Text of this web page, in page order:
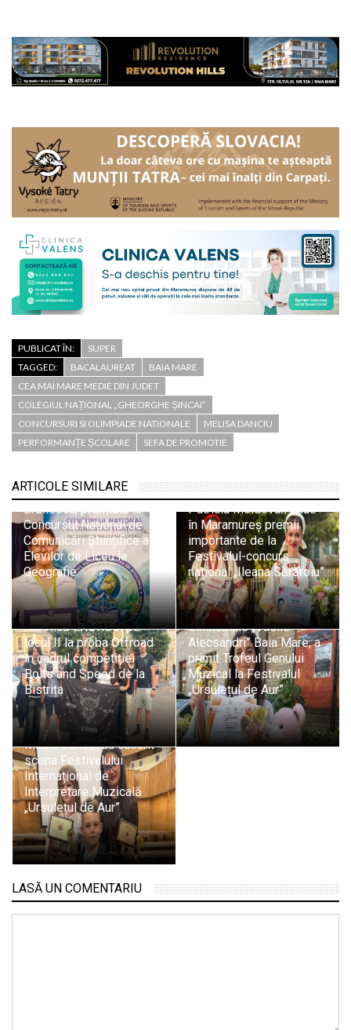
PUBLICAT ÎN:
SUPER
TAGGED:
BACALAUREAT
BAIA MARE
CEA MAI MARE MEDIE DIN JUDET
COLEGIUL NAȚIONAL „GHEORGHE ȘINCAI”
CONCURSURI SI OLIMPIADE NATIONALE
MELISA DANCIU
PERFORMANȚE ȘCOLARE
SEFA DE PROMOTIE
ARTICOLE SIMILARE
Lucacista Ariana
Brăilescu, premiată la
Concursul Național de
Comunicări Științifice ale
Elevilor de Liceu la
Geografie
Victoria Petrenciuc și
Patricia Moldovan aduc
în Maramureș premii
importante de la
Festivalul-concurs
național „Ileana Sărăroiu”
Echipa băimăreană de
robotică EXOROS, pe
locul II la proba Offroad
în cadrul competiției
Bolts and Speed de la
Bistrița
Giulia Rob, elevă a Școlii
Gimnaziale „Vasile
Alecsandri” Baia Mare, a
primit Trofeul Genului
Muzical la Festivalul
„Ursulețul de Aur”
Artiști talentați ai Insieme
Music School au cucerit
scena Festivalului
Internațional de
Interpretare Muzicală
„Ursulețul de Aur”
LASĂ UN COMENTARIU